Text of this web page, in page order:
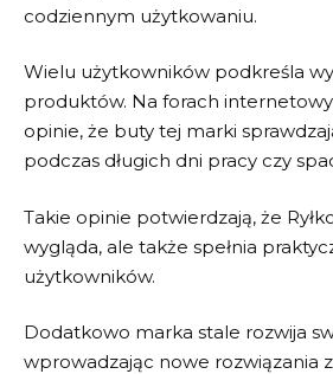
codziennym użytkowaniu.
Wielu użytkowników podkreśla
produktów. Na forach
opinie, że buty tej marki
podczas długich dni pracy czy
Takie opinie potwierdzają, że
wygląda, ale także spełnia
użytkowników.
Dodatkowo marka stale rozwija
wprowadzając nowe rozwiązania